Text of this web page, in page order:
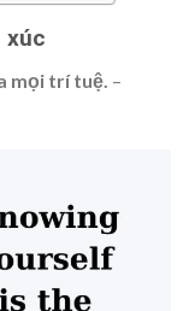
xúc
mọi trí tuệ. –